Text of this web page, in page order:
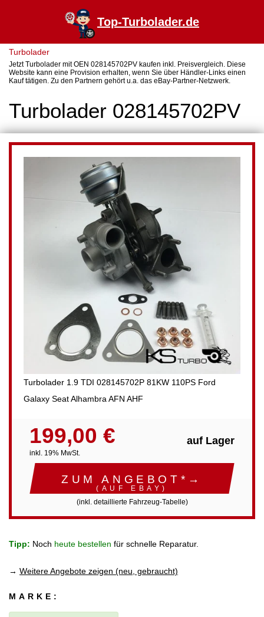
Top-Turbolader.de
Turbolader
Jetzt Turbolader mit OEN 028145702PV kaufen inkl. Preisvergleich. Diese
Website kann eine Provision erhalten, wenn Sie über Händler-Links einen
Kauf tätigen. Zu den Partnern gehört u.a. das eBay-Partner-Netzwerk.
Turbolader 028145702PV
Turbolader 1.9 TDI 028145702P 81KW 110PS Ford
Galaxy Seat Alhambra AFN AHF
199,00 €
inkl. 19% MwSt.
auf Lager
ZUM ANGEBOT*→
(AUF EBAY)
(inkl. detaillierte Fahrzeug-Tabelle)
Tipp: Noch heute bestellen für schnelle Reparatur.
→ Weitere Angebote zeigen (neu, gebraucht)
MARKE: